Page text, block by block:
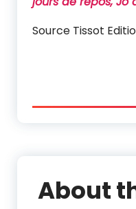
Source Tissot
About